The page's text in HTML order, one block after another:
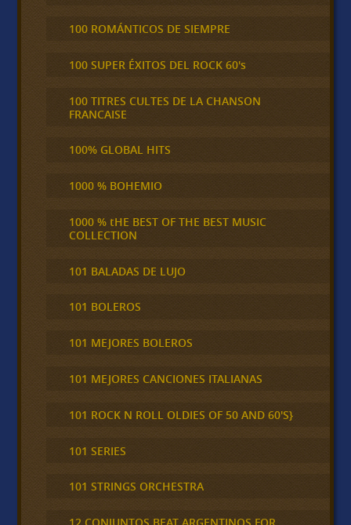
100 ROMÁNTICOS DE SIEMPRE
100 SUPER ÉXITOS DEL ROCK 60's
100 TITRES CULTES DE LA CHANSON
FRANCAISE
100% GLOBAL HITS
1000 % BOHEMIO
1000 % tHE BEST OF THE BEST MUSIC
COLLECTION
101 BALADAS DE LUJO
101 BOLEROS
101 MEJORES BOLEROS
101 MEJORES CANCIONES ITALIANAS
101 ROCK N ROLL OLDIES OF 50 AND 60'S}
101 SERIES
101 STRINGS ORCHESTRA